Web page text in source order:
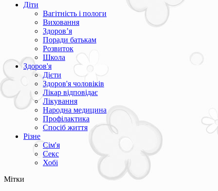
Діти
Вагітність і пологи
Виховання
Здоров’я
Поради батькам
Розвиток
Школа
Здоров'я
Дієти
Здоров'я чоловіків
Лікар відповідає
Лікування
Народна медицина
Профілактика
Спосіб життя
Різне
Сім'я
Секс
Хобі
Мітки